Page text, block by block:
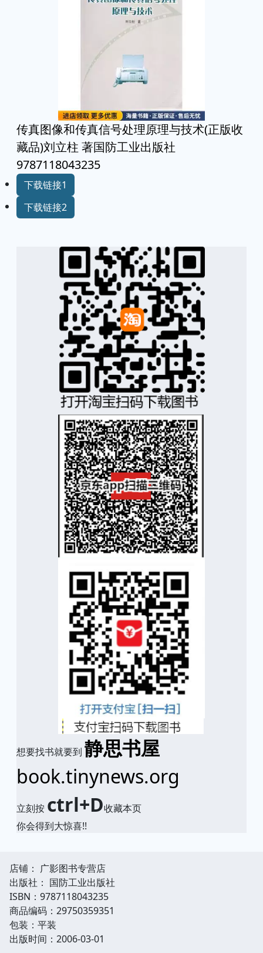
传真图像和传真信号处理原理与技术(正版收
藏品)刘立柱 著国防工业出版社
9787118043235
下载链接1
下载链接2
想要找书就要到 静思书屋
book.tinynews.org
立刻按 ctrl+D收藏本页
你会得到大惊喜!!
店铺： 广影图书专营店
出版社： 国防工业出版社
ISBN：9787118043235
商品编码：29750359351
包装：平装
出版时间：2006-03-01